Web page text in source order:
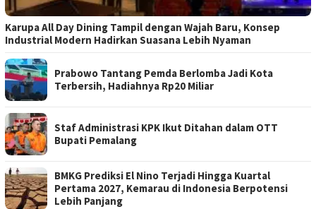
Karupa All Day Dining Tampil dengan Wajah Baru, Konsep
Industrial Modern Hadirkan Suasana Lebih Nyaman
Prabowo Tantang Pemda Berlomba Jadi Kota
Terbersih, Hadiahnya Rp20 Miliar
Staf Administrasi KPK Ikut Ditahan dalam OTT
Bupati Pemalang
BMKG Prediksi El Nino Terjadi Hingga Kuartal
Pertama 2027, Kemarau di Indonesia Berpotensi
Lebih Panjang